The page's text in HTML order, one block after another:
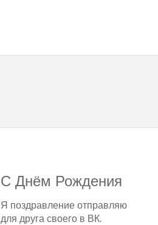
С Днём Рождения
Я поздравление отправляю
для друга своего в ВК.